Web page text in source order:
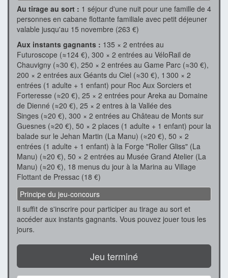
Au tirage au sort : 1 séjour d'une nuit pour une famille de 4
personnes en cabane flottante familiale avec petit déjeuner
valable jusqu'au 15 novembre (263 €)
Aux instants gagnants : 135 × 2 entrées au
Futuroscope (≈124 €), 300 × 2 entrées au VéloRail de
Chauvigny (≈30 €), 250 × 2 entrées au Game Parc (≈30 €),
200 × 2 entrées aux Géants du Ciel (≈30 €), 1 300 × 2
entrées (1 adulte + 1 enfant) pour Roc Aux Sorciers et
Forteresse (≈20 €), 25 × 2 entrées pour Areka au Domaine
de Dienné (≈20 €), 25 × 2 entres à la Vallée des
Singes (≈20 €), 300 × 2 entrées au Château de Monts sur
Guesnes (≈20 €), 50 × 2 places (1 adulte + 1 enfant) pour la
balade sur le Jehan Martin (La Manu) (≈20 €), 50 × 2
entrées (1 adulte + 1 enfant) à la Forge "Roller Gliss" (La
Manu) (≈20 €), 50 × 2 entrées au Musée Grand Atelier (La
Manu) (≈20 €), 18 menus du jour à la Marina au Village
Flottant de Pressac (18 €)
Principe du jeu-concours
Il suffit de s'inscrire pour participer au tirage au sort et
accéder aux instants gagnants. Vous pouvez jouer tous les
jours.
Jeu terminé